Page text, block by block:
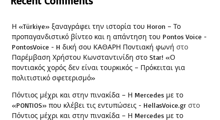
Η «Türkiye» ξαναγράφει την ιστορία του Horon – Το
προπαγανδιστικό βίντεο και η απάντηση του Pontos Voice -
PontosVoice - H δική σου ΚΑΘΑΡΗ Ποντιακή φωνή στο
Παρέμβαση Χρήστου Κωνσταντινίδη στο Star! «Ο
ποντιακός χορός δεν είναι τουρκικός – Πρόκειται για
πολιτιστικό σφετερισμό»
Πόντιος μέχρι και στην πινακίδα – Η Mercedes με το
«PONTIOS» που κλέβει τις εντυπώσεις - HellasVoice.gr στο
Πόντιος μέχρι και στην πινακίδα – Η Mercedes με το